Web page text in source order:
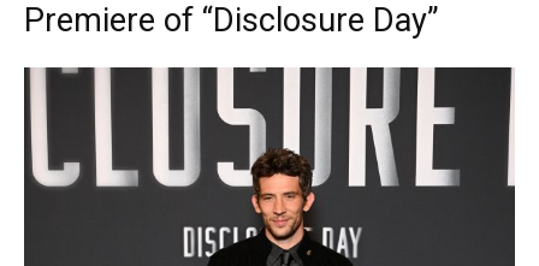
Premiere of “Disclosure Day”